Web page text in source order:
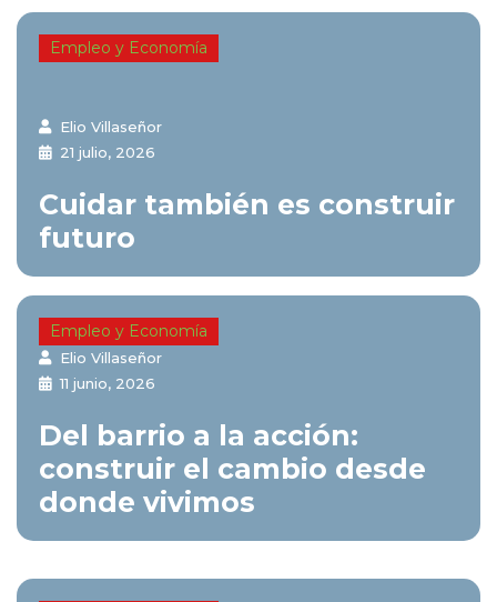
Empleo y Economía
Elio Villaseñor
21 julio, 2026
Cuidar también es construir
futuro
Empleo y Economía
Elio Villaseñor
11 junio, 2026
Del barrio a la acción:
construir el cambio desde
donde vivimos